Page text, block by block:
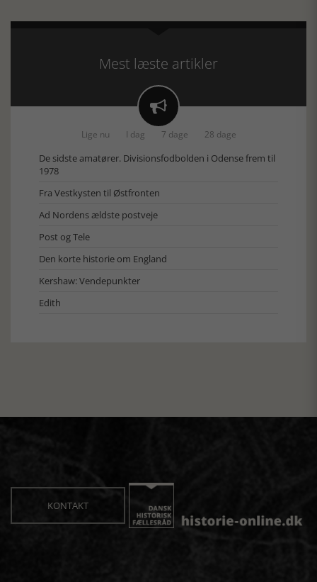
Mest læste artikler

Lige nu I dag 7 dage 28 dage
De sidste amatører. Divisionsfodbolden i Odense frem til
1978
Fra Vestkysten til Østfronten
Ad Nordens ældste postveje
Post og Tele
Den korte historie om England
Kershaw: Vendepunkter
Edith
KONTAKT